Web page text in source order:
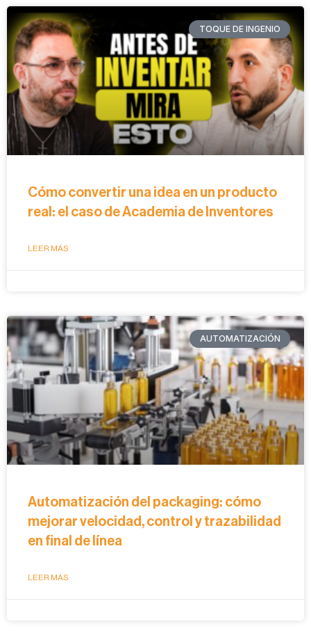
TOQUE DE INGENIO
Cómo convertir una idea en un producto
real: el caso de Academia de Inventores
LEER MÁS
AUTOMATIZACIÓN
Automatización del packaging: cómo
mejorar velocidad, control y trazabilidad
en final de línea
LEER MÁS